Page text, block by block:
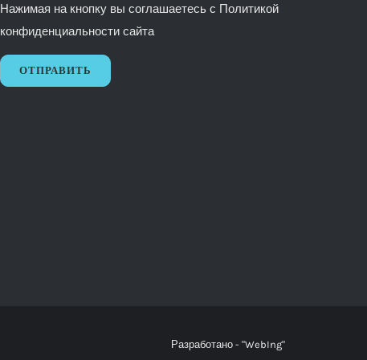
Нажимая на кнопку вы соглашаетесь с Политикой
конфиденциальности сайта
Разработано - "WebIng"